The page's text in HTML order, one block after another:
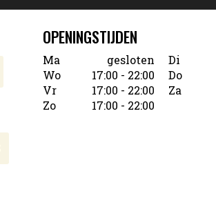
OPENINGSTIJDEN
Ma gesloten Di
Wo
17:00 - 22:00 Do
Vr
17:00 - 22:00 Za
Zo
17:00 - 22:00